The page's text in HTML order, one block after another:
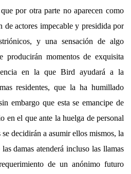
por otra parte no aparecen como
de actores impecable y presidida por
y una sensación de algo
producirán momentos de exquisita
en la que Bird ayudará a la
residentes, que la ha humillado
embargo que esta se emancipe de
en el que ante la huelga de personal
decidirán a asumir ellos mismos, la
damas atenderá incluso las llamas
de un anónimo futuro